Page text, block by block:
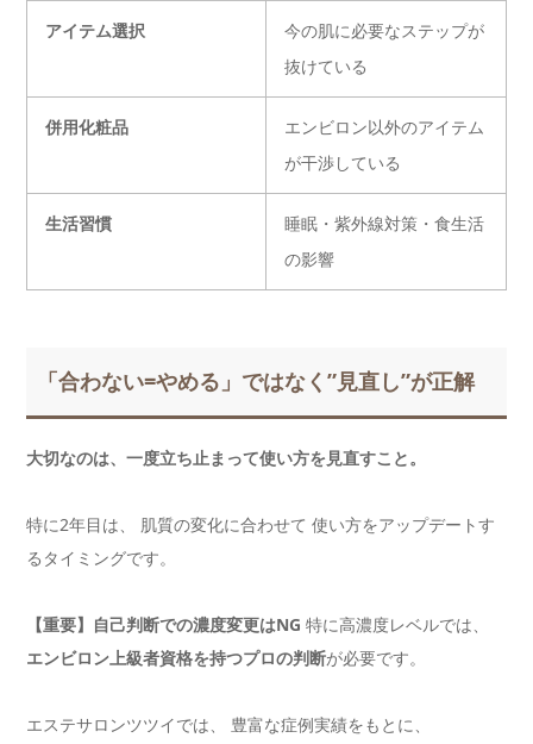
アイテム選択
今の肌に必要なステップが
抜けている
併用化粧品
エンビロン以外のアイテム
が干渉している
生活習慣
睡眠・紫外線対策・食生活
の影響
「合わない=やめる」ではなく”見直し”が正解
大切なのは、一度立ち止まって使い方を見直すこと。
特に2年目は、 肌質の変化に合わせて 使い方をアップデートす
るタイミングです。
【重要】自己判断での濃度変更はNG 特に高濃度レベルでは、
エンビロン上級者資格を持つプロの判断が必要です。
エステサロンツツイでは、 豊富な症例実績をもとに、